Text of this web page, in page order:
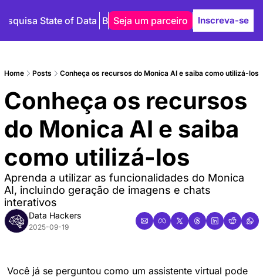
State of Data Blog Autores
Seja um parceiro Inscreva-se
Home Posts Conheça os recursos do Monica AI e saiba como utilizá-los
Conheça os recursos
do Monica AI e saiba
como utilizá-los
Aprenda a utilizar as funcionalidades do Monica
AI, incluindo geração de imagens e chats
interativos
Data Hackers
2025-09-19
Você já se perguntou como um assistente virtual pode